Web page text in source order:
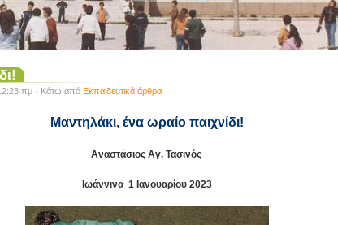
12:23 πμ · Κάτω από Εκπαιδευτικά άρθρα
Μαντηλάκι, ένα ωραίο παιχνίδι!
Αναστάσιος Αγ. Τασινός
Ιωάννινα 1 Ιανουαρίου 2023